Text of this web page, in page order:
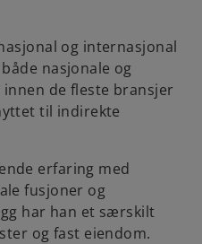
og internasjonal
nasjonale og
de fleste bransjer
til indirekte
erfaring med
fusjoner og
har han et særskilt
og fast eiendom.